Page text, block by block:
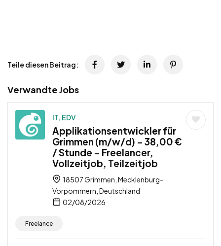
Teile diesen Beitrag:
Verwandte Jobs
IT, EDV
Applikationsentwickler für
Grimmen (m/w/d) – 38,00 €
/ Stunde – Freelancer,
Vollzeitjob, Teilzeitjob
18507 Grimmen, Mecklenburg-
Vorpommern, Deutschland
02/08/2026
Freelance